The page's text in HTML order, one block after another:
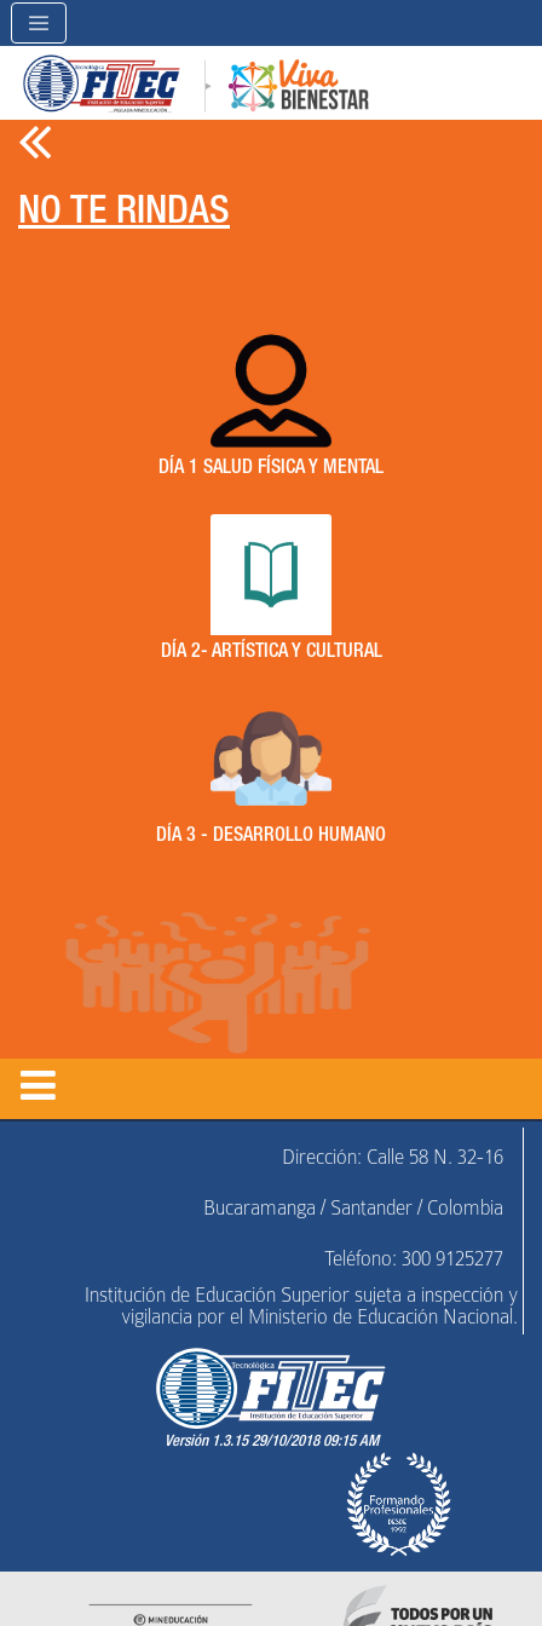

NO TE RINDAS
DÍA 1 SALUD FÍSICA Y MENTAL
DÍA 2- ARTÍSTICA Y CULTURAL
DÍA 3 - DESARROLLO HUMANO
Dirección: Calle 58 N. 32-16
Bucaramanga / Santander / Colombia
Teléfono: 300 9125277
Institución de Educación Superior sujeta a inspección y
vigilancia por el Ministerio de Educación Nacional.
Versión 1.3.15 29/10/2018 09:15 AM